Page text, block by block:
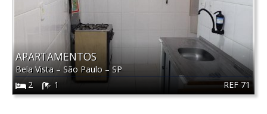
REF 71
APARTAMENTOS
Bela Vista – São Paulo – SP
2
1